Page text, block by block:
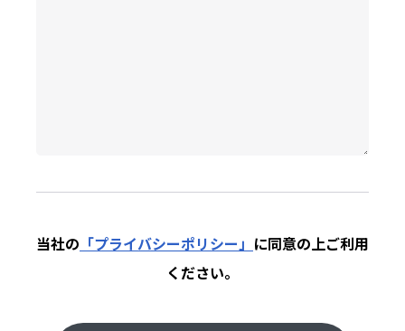
当社の 「プライバシーポリシー」 に同意の上ご利用
ください。